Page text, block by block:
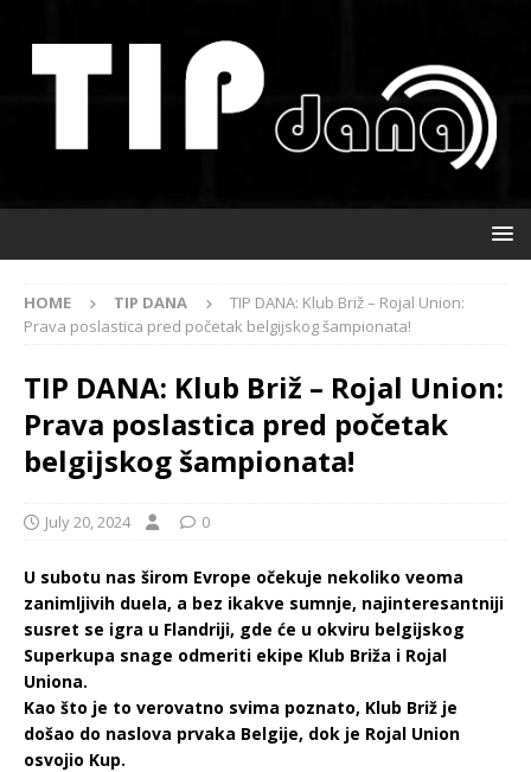
HOME TIP DANA
TIP DANA: Klub Briž – Rojal Union:
Prava poslastica pred početak belgijskog šampionata!
TIP DANA: Klub Briž – Rojal Union:
Prava poslastica pred početak
belgijskog šampionata!
July 20, 2024 0
U subotu nas širom Evrope očekuje nekoliko veoma
zanimljivih duela, a bez ikakve sumnje, najinteresantniji
susret se igra u Flandriji, gde će u okviru belgijskog
Superkupa snage odmeriti ekipe Klub Briža i Rojal
Uniona.
Kao što je to verovatno svima poznato, Klub Briž je
došao do naslova prvaka Belgije, dok je Rojal Union
osvojio Kup.